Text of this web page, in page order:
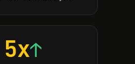
5x↑